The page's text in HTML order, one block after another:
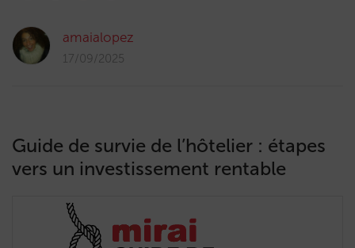
amaialopez
17/09/2025
Guide de survie de l’hôtelier : étapes
vers un investissement rentable